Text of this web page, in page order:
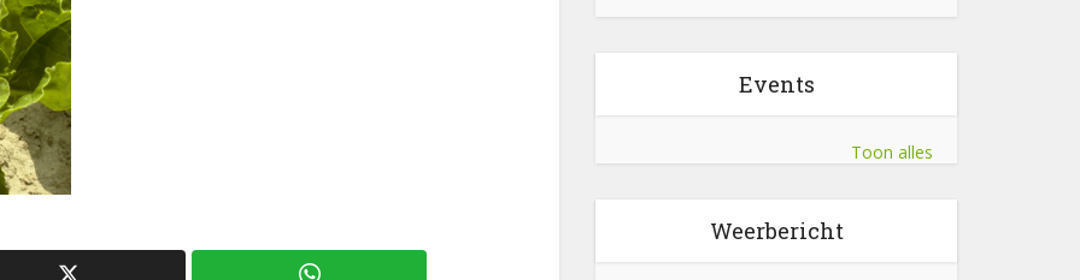
Events
Toon alles
Weerbericht